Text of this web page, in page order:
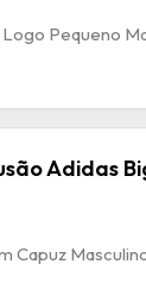
Pequeno
Adidas
Capuz